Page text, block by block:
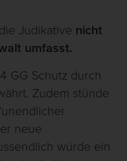
Judikative nicht
umfasst.
GG Schutz durch
Zudem stünde
neue
würde ein